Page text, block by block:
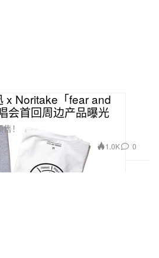
x Noritake「fear and
会首回周边产品曝光
！
1.0K 0